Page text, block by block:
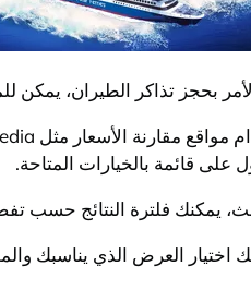
بحجز تذاكر الطيران،
على قائمة بالخيارات المتاحة.
يمكنك فلترة النتائج حسب
اختيار العرض الذي يناسبك